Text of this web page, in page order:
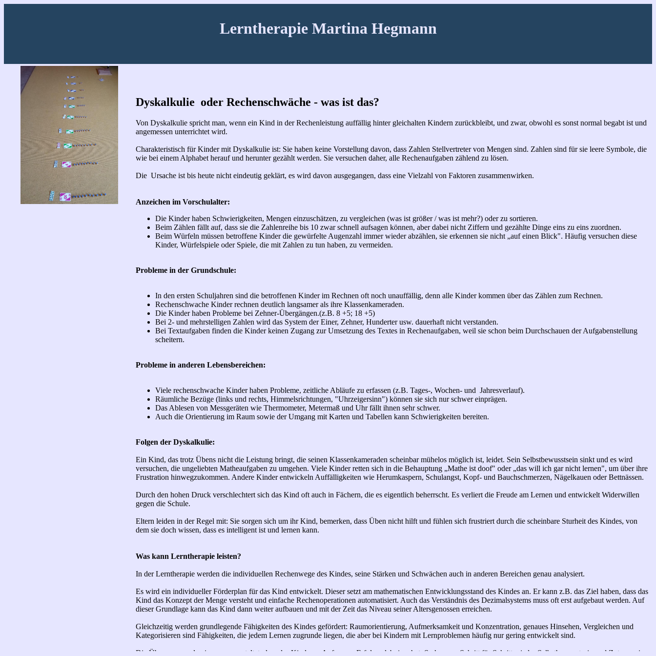
Lerntherapie Martina Hegmann
Dyskalkulie oder Rechenschwäche - was ist das?
Von Dyskalkulie spricht man, wenn ein Kind in der Rechenleistung auffällig hinter gleichalten Kindern zurückbleibt, und zwar, obwohl es sonst normal begabt ist und
angemessen unterrichtet wird.
Charakteristisch für Kinder mit Dyskalkulie ist: Sie haben keine Vorstellung davon, dass Zahlen Stellvertreter von Mengen sind. Zahlen sind für sie leere Symbole, die
wie bei einem Alphabet herauf und herunter gezählt werden. Sie versuchen daher, alle Rechenaufgaben zählend zu lösen.
Die Ursache ist bis heute nicht eindeutig geklärt, es wird davon ausgegangen, dass eine Vielzahl von Faktoren zusammenwirken.
Anzeichen im Vorschulalter:
Die Kinder haben Schwierigkeiten, Mengen einzuschätzen, zu vergleichen (was ist größer / was ist mehr?) oder zu sortieren.
Beim Zählen fällt auf, dass sie die Zahlenreihe bis 10 zwar schnell aufsagen können, aber dabei nicht Ziffern und gezählte Dinge eins zu eins zuordnen.
Beim Würfeln müssen betroffene Kinder die gewürfelte Augenzahl immer wieder abzählen, sie erkennen sie nicht „auf einen Blick". Häufig versuchen diese
Kinder, Würfelspiele oder Spiele, die mit Zahlen zu tun haben, zu vermeiden.
Probleme in der Grundschule:
In den ersten Schuljahren sind die betroffenen Kinder im Rechnen oft noch unauffällig, denn alle Kinder kommen über das Zählen zum Rechnen.
Rechenschwache Kinder rechnen deutlich langsamer als ihre Klassenkameraden.
Die Kinder haben Probleme bei Zehner-Übergängen.(z.B. 8 +5; 18 +5)
Bei 2- und mehrstelligen Zahlen wird das System der Einer, Zehner, Hunderter usw. dauerhaft nicht verstanden.
Bei Textaufgaben finden die Kinder keinen Zugang zur Umsetzung des Textes in Rechenaufgaben, weil sie schon beim Durchschauen der Aufgabenstellung
scheitern.
Probleme in anderen Lebensbereichen:
Viele rechenschwache Kinder haben Probleme, zeitliche Abläufe zu erfassen (z.B. Tages-, Wochen- und Jahresverlauf).
Räumliche Bezüge (links und rechts, Himmelsrichtungen, "Uhrzeigersinn") können sie sich nur schwer einprägen.
Das Ablesen von Messgeräten wie Thermometer, Metermaß und Uhr fällt ihnen sehr schwer.
Auch die Orientierung im Raum sowie der Umgang mit Karten und Tabellen kann Schwierigkeiten bereiten.
Folgen der Dyskalkulie:
Ein Kind, das trotz Übens nicht die Leistung bringt, die seinen Klassenkameraden scheinbar mühelos möglich ist, leidet. Sein Selbstbewusstsein sinkt und es wird
versuchen, die ungeliebten Matheaufgaben zu umgehen. Viele Kinder retten sich in die Behauptung „Mathe ist doof" oder „das will ich gar nicht lernen", um über ihre
Frustration hinwegzukommen. Andere Kinder entwickeln Auffälligkeiten wie Herumkaspern, Schulangst, Kopf- und Bauchschmerzen, Nägelkauen oder Bettnässen.
Durch den hohen Druck verschlechtert sich das Kind oft auch in Fächern, die es eigentlich beherrscht. Es verliert die Freude am Lernen und entwickelt Widerwillen
gegen die Schule.
Eltern leiden in der Regel mit: Sie sorgen sich um ihr Kind, bemerken, dass Üben nicht hilft und fühlen sich frustriert durch die scheinbare Sturheit des Kindes, von
dem sie doch wissen, dass es intelligent ist und lernen kann.
Was kann Lerntherapie leisten?
In der Lerntherapie werden die individuellen Rechenwege des Kindes, seine Stärken und Schwächen auch in anderen Bereichen genau analysiert.
Es wird ein individueller Förderplan für das Kind entwickelt. Dieser setzt am mathematischen Entwicklungsstand des Kindes an. Er kann z.B. das Ziel haben, dass das
Kind das Konzept der Menge versteht und einfache Rechenoperationen automatisiert. Auch das Verständnis des Dezimalsystems muss oft erst aufgebaut werden. Auf
dieser Grundlage kann das Kind dann weiter aufbauen und mit der Zeit das Niveau seiner Altersgenossen erreichen.
Gleichzeitig werden grundlegende Fähigkeiten des Kindes gefördert: Raumorientierung, Aufmerksamkeit und Konzentration, genaues Hinsehen, Vergleichen und
Kategorisieren sind Fähigkeiten, die jedem Lernen zugrunde liegen, die aber bei Kindern mit Lernproblemen häufig nur gering entwickelt sind.
Die Übungen werden immer so gestaltet, dass das Kind von Anfang an Erfolgserlebnisse hat. So kann es Schritt für Schritt wieder Selbstbewusstsein und Zutrauen in